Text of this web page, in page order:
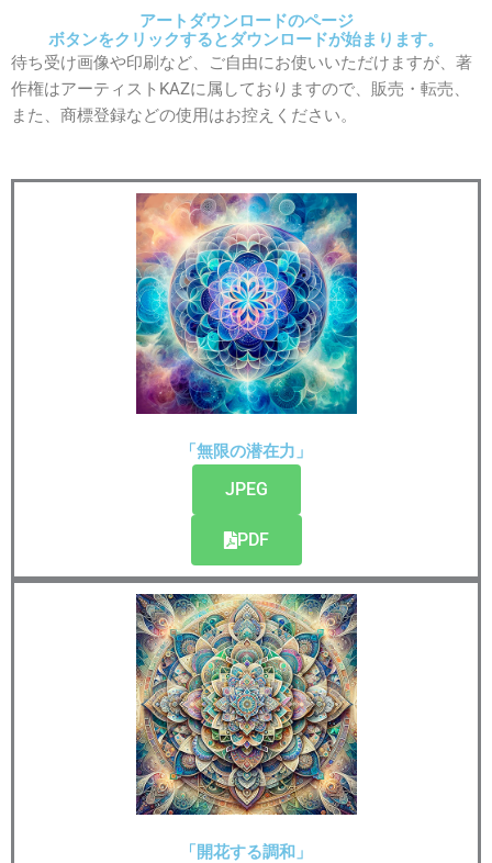
アートダウンロードのページ
ボタンをクリックするとダウンロードが始まります。
待ち受け画像や印刷など、ご自由にお使いいただけますが、著
作権はアーティストKAZに属しておりますので、販売・転売、
また、商標登録などの使用はお控えください。
「無限の潜在力」
JPEG
PDF
「開花する調和」